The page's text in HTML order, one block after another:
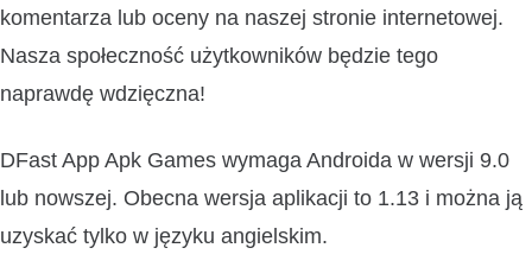
komentarza lub oceny na naszej stronie internetowej.
Nasza społeczność użytkowników będzie tego
naprawdę wdzięczna!
DFast App Apk Games wymaga Androida w wersji 9.0
lub nowszej. Obecna wersja aplikacji to 1.13 i można ją
uzyskać tylko w języku angielskim.